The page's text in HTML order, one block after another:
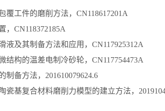
覆工件的磨削方法，CN118617201A
，CN118372185A
液及其制备方法和应用，CN117925312A
结构的温差电制冷砂轮，CN117754473A
制备方法，201610079624.6
瓷基复合材料磨削力模型的建立方法，